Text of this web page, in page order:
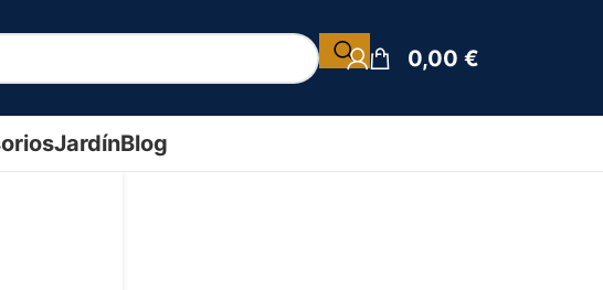
0,00 €
JardínBlog